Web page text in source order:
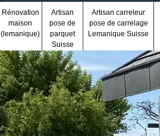
Rénovation
maison
(lemanique)
Artisan
pose de
parquet
Suisse
Artisan carreleur
pose de carrelage
Lemanique Suisse